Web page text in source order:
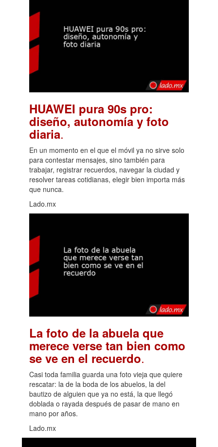
HUAWEI pura 90s pro:
diseño, autonomía y foto
diaria.
En un momento en el que el móvil ya no sirve solo
para contestar mensajes, sino también para
trabajar, registrar recuerdos, navegar la ciudad y
resolver tareas cotidianas, elegir bien importa más
que nunca.
Lado.mx
La foto de la abuela que
merece verse tan bien como
se ve en el recuerdo.
Casi toda familia guarda una foto vieja que quiere
rescatar: la de la boda de los abuelos, la del
bautizo de alguien que ya no está, la que llegó
doblada o rayada después de pasar de mano en
mano por años.
Lado.mx